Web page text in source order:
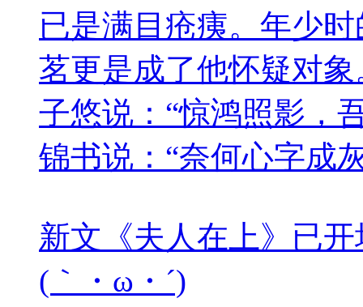
已是满目疮痍。年少
茗更是成了他怀疑对象
子悠说：“惊鸿照影，
锦书说：“奈何心字成
新文《夫人在上》已
(｀・ω・´)